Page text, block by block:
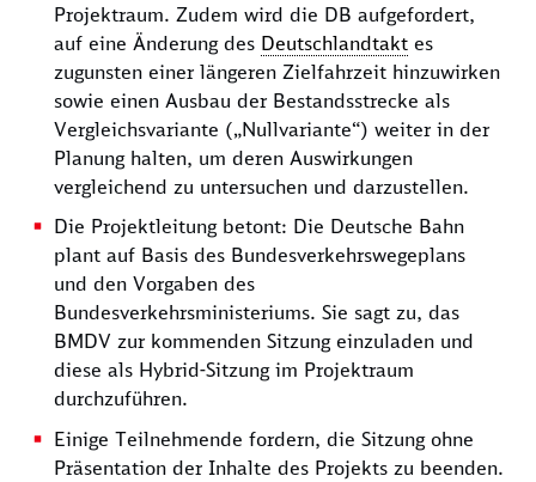
Projektraum. Zudem wird die DB aufgefordert,
auf eine Änderung des Deutschlandtakt es
zugunsten einer längeren Zielfahrzeit hinzuwirken
sowie einen Ausbau der Bestandsstrecke als
Vergleichsvariante („Nullvariante“) weiter in der
Planung halten, um deren Auswirkungen
vergleichend zu untersuchen und darzustellen.
Die Projektleitung betont: Die Deutsche Bahn
plant auf Basis des Bundesverkehrswegeplans
und den Vorgaben des
Bundesverkehrsministeriums. Sie sagt zu, das
BMDV zur kommenden Sitzung einzuladen und
diese als Hybrid-Sitzung im Projektraum
durchzuführen.
Einige Teilnehmende fordern, die Sitzung ohne
Präsentation der Inhalte des Projekts zu beenden.